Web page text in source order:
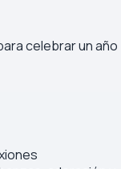
celebrar un año